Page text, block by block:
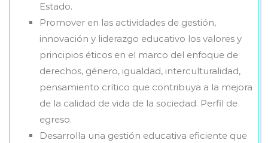
Estado.
Promover en las actividades de gestión,
innovación y liderazgo educativo los valores y
principios éticos en el marco del enfoque de
derechos, género, igualdad, interculturalidad,
pensamiento crítico que contribuya a la mejora
de la calidad de vida de la sociedad. Perfil de
egreso.
Desarrolla una gestión educativa eficiente que